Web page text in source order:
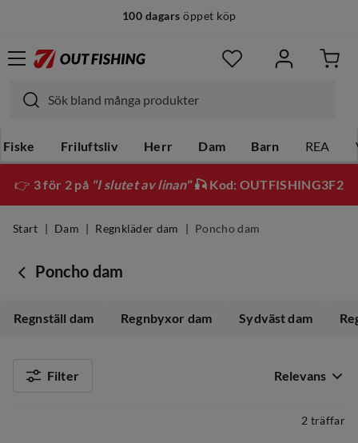
100 dagars öppet köp
Fiske Friluftsliv Herr Dam Barn REA
👉 3 för 2 på "I slutet av linan"🎣 Kod: OUTFISHING3F2
Start Dam Regnkläder dam Poncho dam
Poncho dam
Regnställ dam Regnbyxor dam Sydväst dam
Filter Relevans
2 träffar